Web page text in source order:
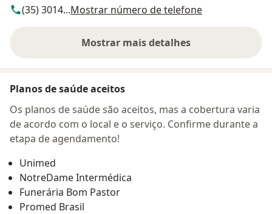
(35) 3014...Mostrar número de telefone
Mostrar mais detalhes
sobre o endereço
Planos de saúde aceitos
Os planos de saúde são aceitos, mas a cobertura varia
de acordo com o local e o serviço. Confirme durante a
etapa de agendamento!
Unimed
NotreDame Intermédica
Funerária Bom Pastor
Promed Brasil